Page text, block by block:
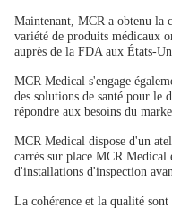
Maintenant, MCR a obtenu la
variété de produits médicaux
auprès de la FDA aux États-
MCR Medical s'engage
des solutions de santé pour le
répondre aux besoins du
MCR Medical dispose d'un
carrés sur place.MCR Medical
d'installations d'inspection
La cohérence et la qualité